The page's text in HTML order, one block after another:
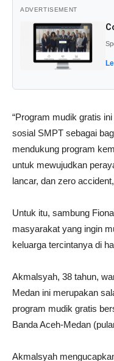
ADVERTISEMENT
“Program mudik gratis
sosial SMPT sebagai
mendukung program
untuk mewujudkan
lancar, dan zero
Untuk itu, sambung
masyarakat yang ingin
keluarga tercintanya di
Akmalsyah, 38 tahun,
Medan ini merupakan
program mudik gratis
Banda Aceh-Medan
Akmalsyah